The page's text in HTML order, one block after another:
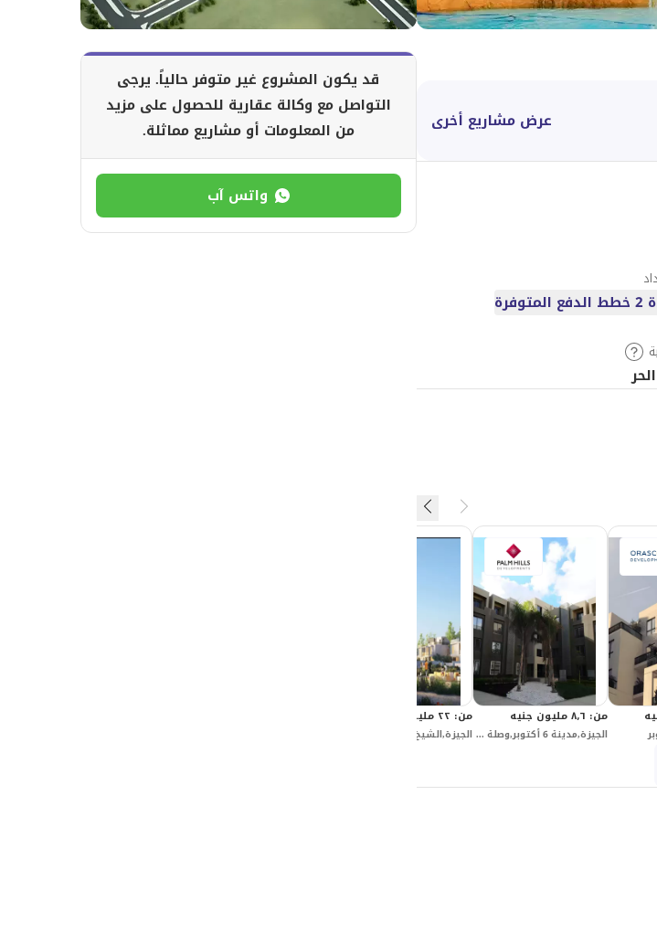
عرض مشاريع أخرى
من: ٨٫٦ مليون جنيه
الجيزة,مدينة 6 أكتوبر,وصلة دهشور الجنوبية,بالم هيلز بالم باركس
من: ٢٢ مليون جنيه
قد يكون المشروع غير متوفر حالياً. يرجى
التواصل مع وكالة عقارية للحصول على مزيد
من المعلومات أو مشاريع مماثلة.
واتس آب